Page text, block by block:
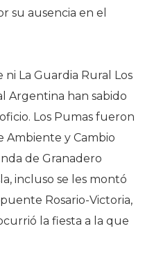
su ausencia en el
ni La Guardia Rural Los
Argentina han sabido
Los Pumas fueron
Ambiente y Cambio
de Granadero
incluso se les montó
Rosario-Victoria,
la fiesta a la que